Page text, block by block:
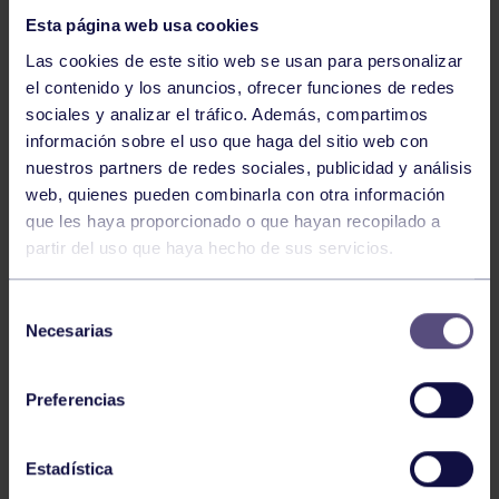
Esta página web usa cookies
Las cookies de este sitio web se usan para personalizar
el contenido y los anuncios, ofrecer funciones de redes
sociales y analizar el tráfico. Además, compartimos
información sobre el uso que haga del sitio web con
nuestros partners de redes sociales, publicidad y análisis
web, quienes pueden combinarla con otra información
que les haya proporcionado o que hayan recopilado a
partir del uso que haya hecho de sus servicios.
Necesarias
Preferencias
Estadística
Hockey 28 Jul 2026
ÓSCAR PALOMERO, RUMBO AL
MUNDIAL
Hockey